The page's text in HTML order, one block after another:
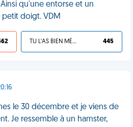
qu'une entorse et un
doigt. VDM
TU L'AS BIEN MÉRITÉ 445
le 30 décembre et je viens de
Je ressemble à un hamster,